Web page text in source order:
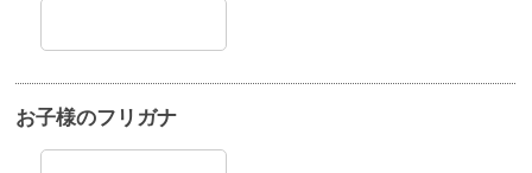
お子様のフリガナ